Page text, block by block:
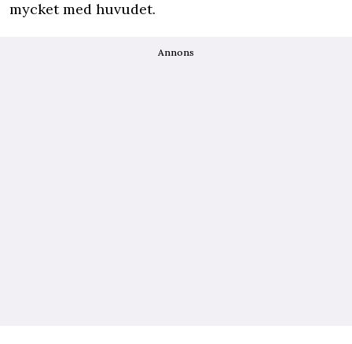
mycket med huvudet.
Annons